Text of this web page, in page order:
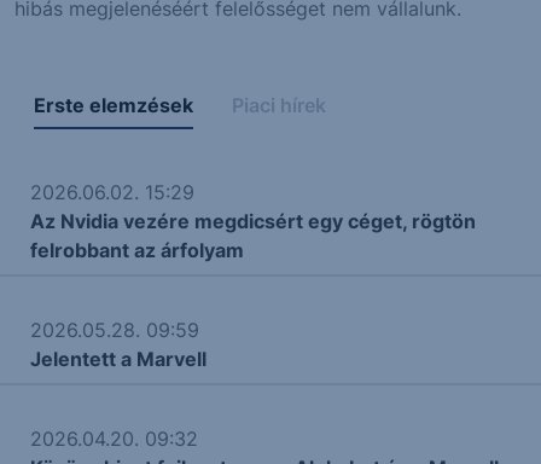
hibás megjelenéséért felelősséget nem vállalunk.
Erste elemzések Piaci hírek
2026.06.02. 15:29
Az Nvidia vezére megdicsért egy céget, rögtön
felrobbant az árfolyam
2026.05.28. 09:59
Jelentett a Marvell
2026.04.20. 09:32